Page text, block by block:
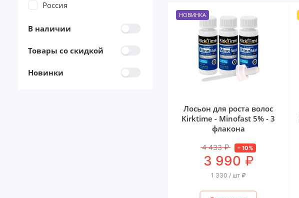
Россия
В наличии
Товары со скидкой
Новинки
НОВИНКА
Лосьон для роста волос
Kirktime - Minofast 5% - 3
флакона
4 433 ₽ –10%
3 990 ₽
1 330 / шт ₽